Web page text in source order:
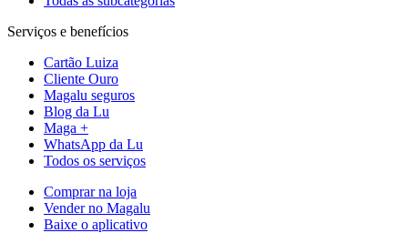
Serviços e benefícios
Cartão Luiza
Cliente Ouro
Magalu seguros
Blog da Lu
Maga +
WhatsApp da Lu
Todos os serviços
Comprar na loja
Vender no Magalu
Baixe o aplicativo